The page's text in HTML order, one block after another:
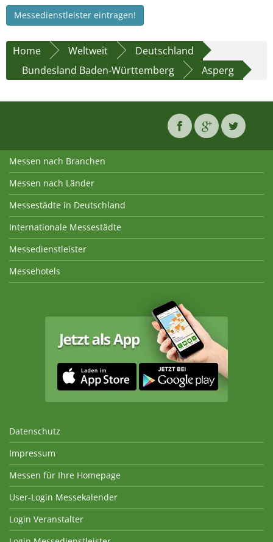
Messedienstleister eintragen!
Home Weltweit
Deutschland
Bundesland Baden-Württemberg
Asperg
Messen nach Branchen
Messen nach Länder
Messestädte in Deutschland
Internationale Messestädte
Messedienstleister
Messehotels
Datenschutz
Impressum
Messen für Ihre Homepage
User-Login Messekalender
Login Veranstalter